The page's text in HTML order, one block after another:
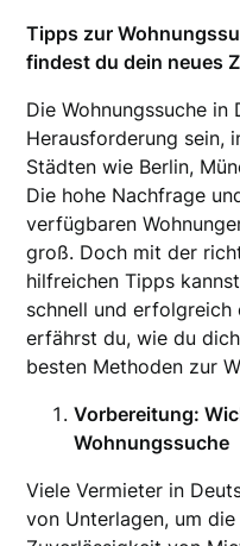
Tipps zur
findest du dein neues
Die Wohnungssuche
Herausforderung sein,
Städten wie Berlin,
Die hohe Nachfrage
verfügbaren
groß. Doch mit der
hilfreichen Tipps
schnell und erfolgreich
erfährst du, wie du
besten Methoden zur
Vorbereitung:
Wohnungssuche
Viele Vermieter in
von Unterlagen, um